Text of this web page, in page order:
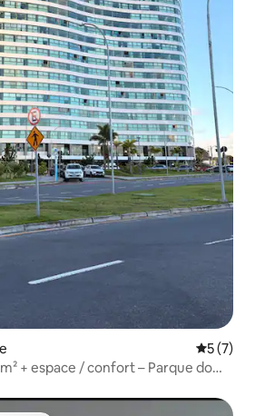
5 (7)
+ espace / confort – Parque do